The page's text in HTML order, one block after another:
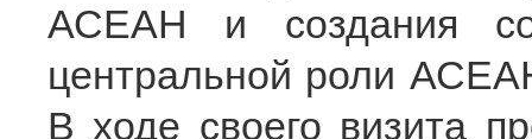
АСЕАН и создания
центральной роли
В ходе своего визита